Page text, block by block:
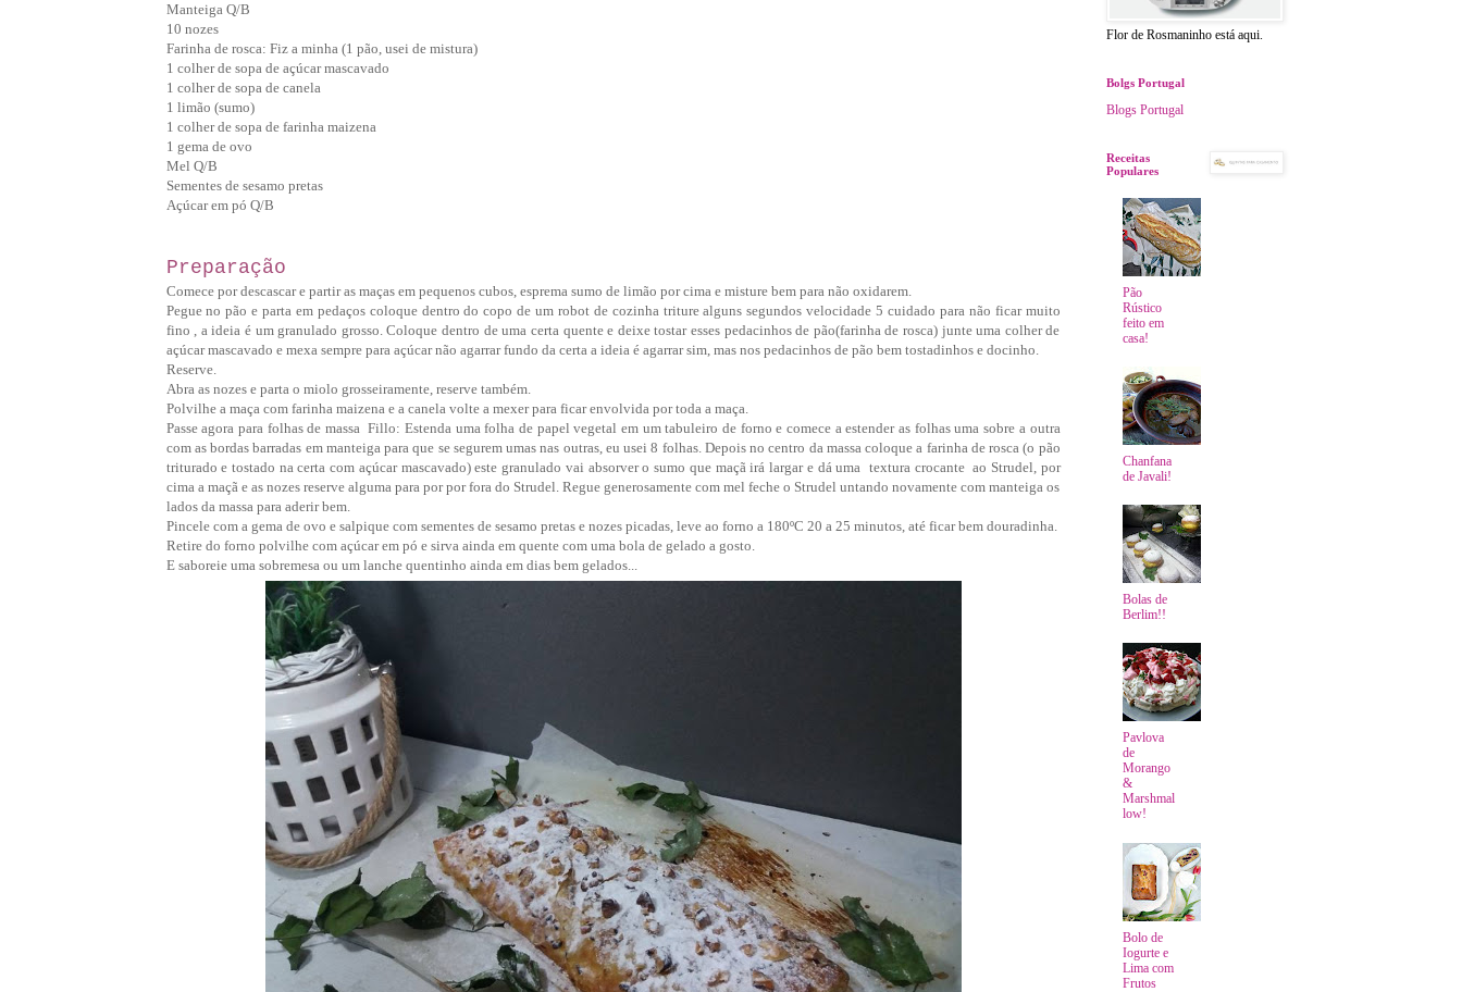
Manteiga Q/B
10 nozes
Farinha de rosca: Fiz a minha (1 pão, usei de mistura)
1 colher de sopa de açúcar mascavado
1 colher de sopa de canela
1 limão (sumo)
1 colher de sopa de farinha maizena
1 gema de ovo
Mel Q/B
Sementes de sesamo pretas
Açúcar em pó Q/B
Preparação
Comece por descascar e partir as maças em pequenos cubos, esprema sumo de limão por cima e misture bem para não oxidarem.
Pegue no pão e parta em pedaços coloque dentro do copo de um robot de cozinha triture alguns segundos velocidade 5 cuidado para não ficar muito
fino , a ideia é um granulado grosso. Coloque dentro de uma certa quente e deixe tostar esses pedacinhos de pão(farinha de rosca) junte uma colher de
açúcar mascavado e mexa sempre para açúcar não agarrar fundo da certa a ideia é agarrar sim, mas nos pedacinhos de pão bem tostadinhos e docinho.
Reserve.
Abra as nozes e parta o miolo grosseiramente, reserve também.
Polvilhe a maça com farinha maizena e a canela volte a mexer para ficar envolvida por toda a maça.
Passe agora para folhas de massa Fillo: Estenda uma folha de papel vegetal em um tabuleiro de forno e comece a estender as folhas uma sobre a outra
com as bordas barradas em manteiga para que se segurem umas nas outras, eu usei 8 folhas. Depois no centro da massa coloque a farinha de rosca (o pão
triturado e tostado na certa com açúcar mascavado) este granulado vai absorver o sumo que maçã irá largar e dá uma textura crocanteao Strudel, por
cima a maçã e as nozes reserve alguma para por por fora do Strudel. Regue generosamente com mel feche o Strudel untando novamente com manteiga os
lados da massa para aderir bem.
Pincele com a gema de ovo e salpique com sementes de sesamo pretas e nozes picadas, leve ao forno a 180ºC 20 a 25 minutos, até ficar bem douradinha.
Retire do forno polvilhe com açúcar em pó e sirva ainda em quente com uma bola de gelado a gosto.
E saboreie uma sobremesa ou um lanche quentinho ainda em dias bem gelados...
Flor de Rosmaninho está aqui.
Bolgs Portugal
Blogs Portugal
Receitas
Populares
Pão
Rústico
feito em
casa!
Chanfana
de Javali!
Bolas de
Berlim!!
Pavlova
de
Morango
&
Marshmal
low!
Bolo de
Iogurte e
Lima com
Frutos